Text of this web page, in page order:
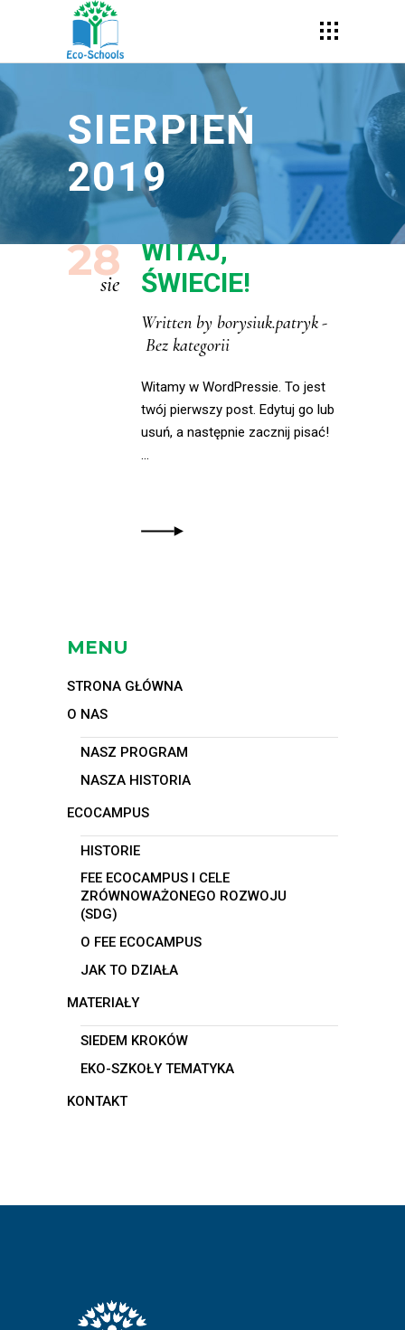
SIERPIEŃ
2019
28
sie
WITAJ,
ŚWIECIE!
Written by borysiuk.patryk
Bez kategorii
Witamy w WordPressie. To jest
twój pierwszy post. Edytuj go lub
usuń, a następnie zacznij pisać!
MENU
STRONA GŁÓWNA
O NAS
NASZ PROGRAM
NASZA HISTORIA
ECOCAMPUS
HISTORIE
FEE ECOCAMPUS I CELE
ZRÓWNOWAŻONEGO ROZWOJU
(SDG)
O FEE ECOCAMPUS
JAK TO DZIAŁA
MATERIAŁY
SIEDEM KROKÓW
EKO-SZKOŁY TEMATYKA
KONTAKT